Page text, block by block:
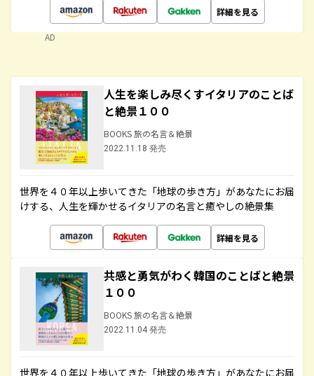
詳細を見る
AD
人生を楽しみ尽くすイタリアのことば
と絶景１００
BOOKS 旅の名言＆絶景
2022.11.18 発売
世界を４０年以上歩いてきた「地球の歩き方」があなたにお届
けする、人生を輝かせるイタリアの名言と癒やしの絶景集
詳細を見る
共感と勇気がわく韓国のことばと絶景
１００
BOOKS 旅の名言＆絶景
2022.11.04 発売
世界を４０年以上歩いてきた「地球の歩き方」があなたにお届